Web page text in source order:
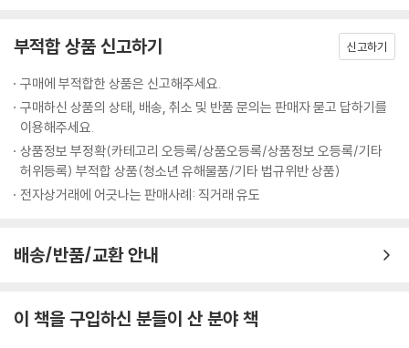
부적합 상품 신고하기 신고하기
구매에 부적합한 상품은 신고해주세요.
구매하신 상품의 상태, 배송, 취소 및 반품 문의는 판매자 묻고 답하기를
이용해주세요.
상품정보 부정확(카테고리 오등록/상품오등록/상품정보 오등록/기타
허위등록) 부적합 상품(청소년 유해물품/기타 법규위반 상품)
전자상거래에 어긋나는 판매사례: 직거래 유도
배송/반품/교환 안내
이 책을 구입하신 분들이 산 분야 책